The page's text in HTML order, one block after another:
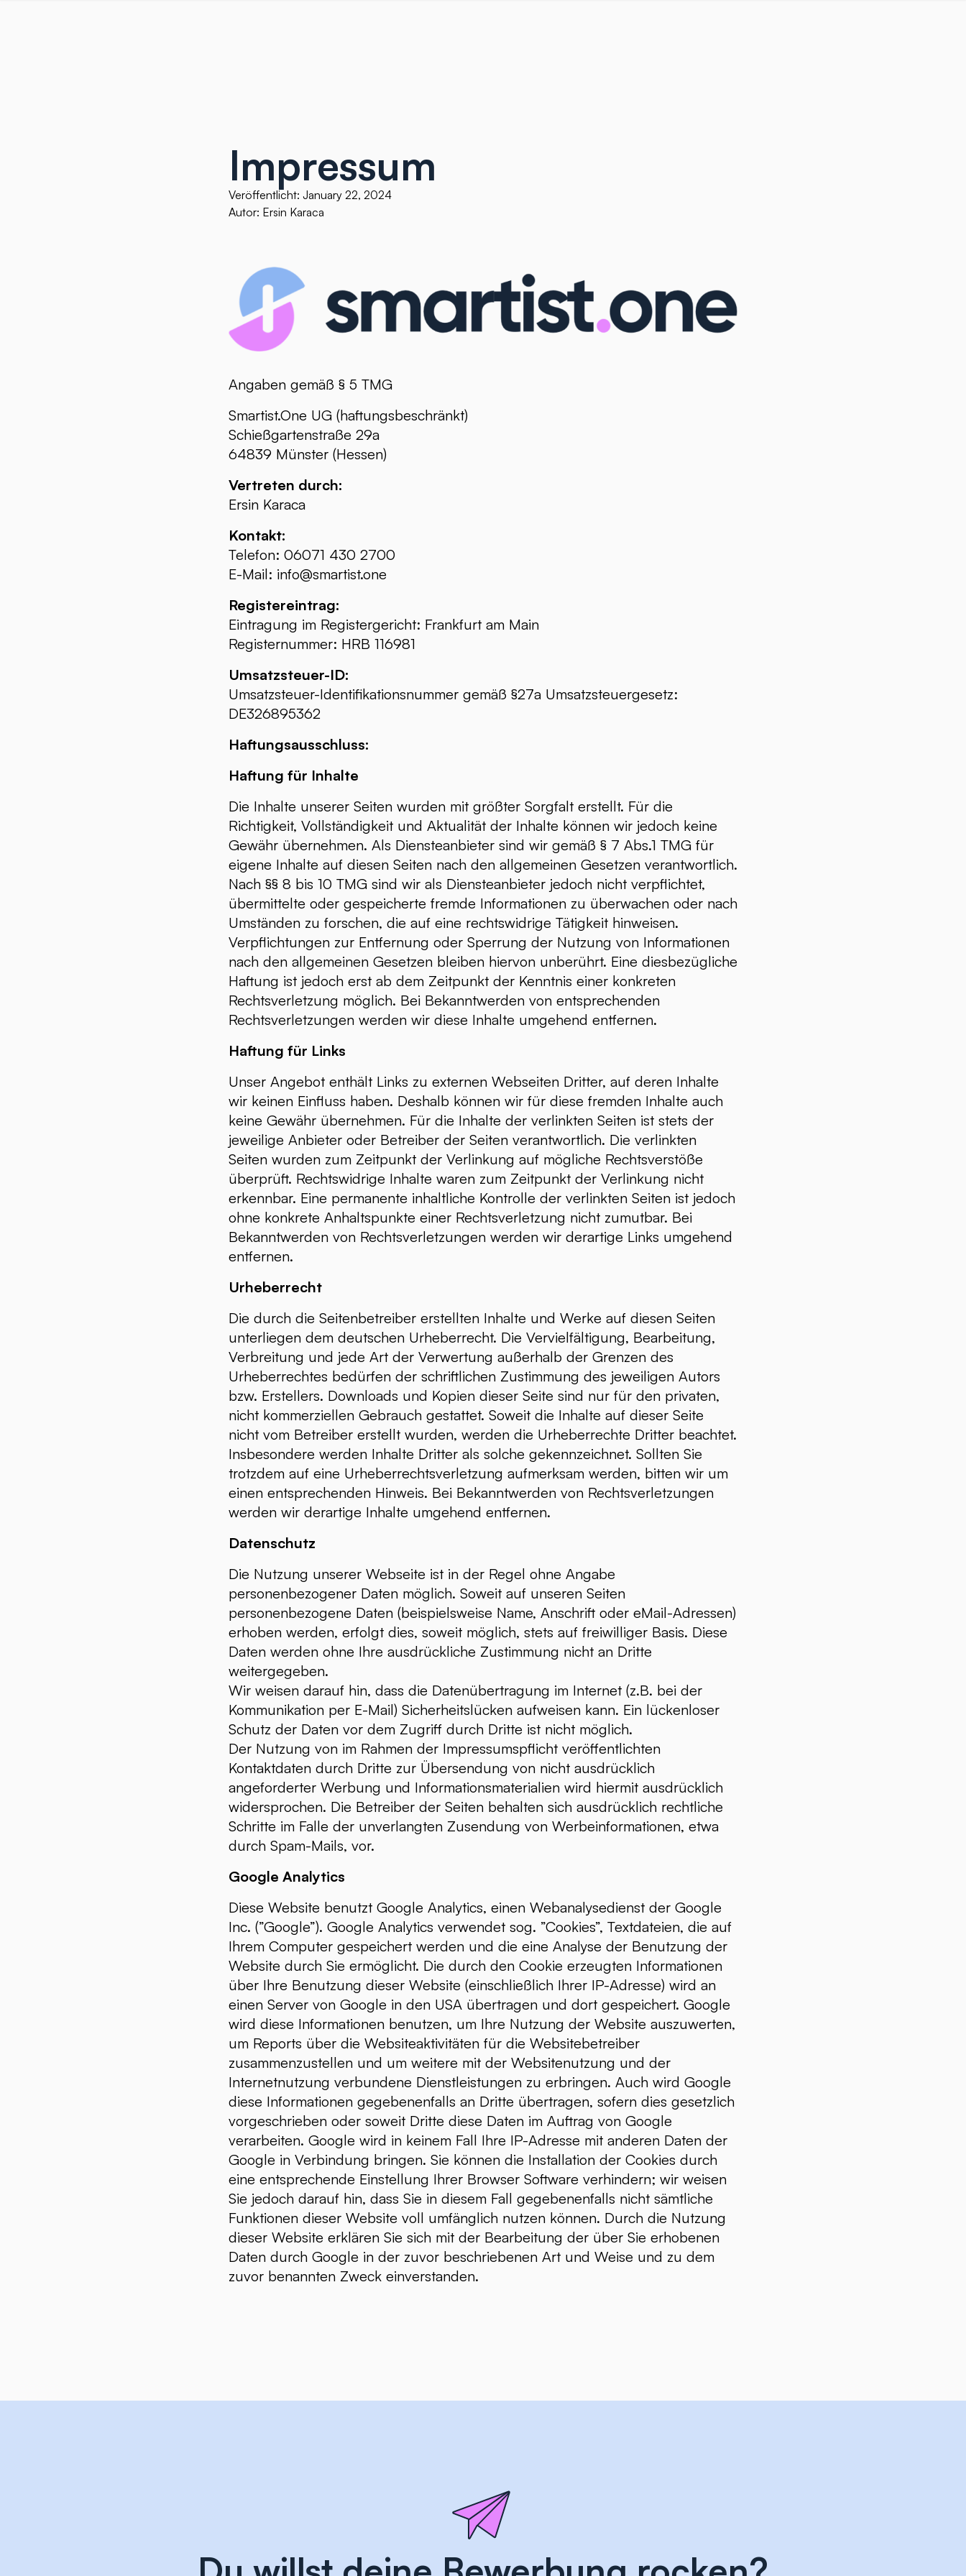
Impressum
Veröffentlicht: January 22, 2024
Autor: Ersin Karaca
Angaben gemäß § 5 TMG
Smartist.One UG (haftungsbeschränkt)
Schießgartenstraße 29a
64839 Münster (Hessen)
Vertreten durch:
Ersin Karaca
Kontakt:
Telefon: 06071 430 2700
E-Mail: info@smartist.one
Registereintrag:
Eintragung im Registergericht: Frankfurt am Main
Registernummer: HRB 116981
Umsatzsteuer-ID:
Umsatzsteuer-Identifikationsnummer gemäß §27a Umsatzsteuergesetz:
DE326895362
Haftungsausschluss:
Haftung für Inhalte
Die Inhalte unserer Seiten wurden mit größter Sorgfalt erstellt. Für die
Richtigkeit, Vollständigkeit und Aktualität der Inhalte können wir jedoch keine
Gewähr übernehmen. Als Diensteanbieter sind wir gemäß § 7 Abs.1 TMG für
eigene Inhalte auf diesen Seiten nach den allgemeinen Gesetzen verantwortlich.
Nach §§ 8 bis 10 TMG sind wir als Diensteanbieter jedoch nicht verpflichtet,
übermittelte oder gespeicherte fremde Informationen zu überwachen oder nach
Umständen zu forschen, die auf eine rechtswidrige Tätigkeit hinweisen.
Verpflichtungen zur Entfernung oder Sperrung der Nutzung von Informationen
nach den allgemeinen Gesetzen bleiben hiervon unberührt. Eine diesbezügliche
Haftung ist jedoch erst ab dem Zeitpunkt der Kenntnis einer konkreten
Rechtsverletzung möglich. Bei Bekanntwerden von entsprechenden
Rechtsverletzungen werden wir diese Inhalte umgehend entfernen.
Haftung für Links
Unser Angebot enthält Links zu externen Webseiten Dritter, auf deren Inhalte
wir keinen Einfluss haben. Deshalb können wir für diese fremden Inhalte auch
keine Gewähr übernehmen. Für die Inhalte der verlinkten Seiten ist stets der
jeweilige Anbieter oder Betreiber der Seiten verantwortlich. Die verlinkten
Seiten wurden zum Zeitpunkt der Verlinkung auf mögliche Rechtsverstöße
überprüft. Rechtswidrige Inhalte waren zum Zeitpunkt der Verlinkung nicht
erkennbar. Eine permanente inhaltliche Kontrolle der verlinkten Seiten ist jedoch
ohne konkrete Anhaltspunkte einer Rechtsverletzung nicht zumutbar. Bei
Bekanntwerden von Rechtsverletzungen werden wir derartige Links umgehend
entfernen.
Urheberrecht
Die durch die Seitenbetreiber erstellten Inhalte und Werke auf diesen Seiten
unterliegen dem deutschen Urheberrecht. Die Vervielfältigung, Bearbeitung,
Verbreitung und jede Art der Verwertung außerhalb der Grenzen des
Urheberrechtes bedürfen der schriftlichen Zustimmung des jeweiligen Autors
bzw. Erstellers. Downloads und Kopien dieser Seite sind nur für den privaten,
nicht kommerziellen Gebrauch gestattet. Soweit die Inhalte auf dieser Seite
nicht vom Betreiber erstellt wurden, werden die Urheberrechte Dritter beachtet.
Insbesondere werden Inhalte Dritter als solche gekennzeichnet. Sollten Sie
trotzdem auf eine Urheberrechtsverletzung aufmerksam werden, bitten wir um
einen entsprechenden Hinweis. Bei Bekanntwerden von Rechtsverletzungen
werden wir derartige Inhalte umgehend entfernen.
Datenschutz
Die Nutzung unserer Webseite ist in der Regel ohne Angabe
personenbezogener Daten möglich. Soweit auf unseren Seiten
personenbezogene Daten (beispielsweise Name, Anschrift oder eMail-Adressen)
erhoben werden, erfolgt dies, soweit möglich, stets auf freiwilliger Basis. Diese
Daten werden ohne Ihre ausdrückliche Zustimmung nicht an Dritte
weitergegeben.
Wir weisen darauf hin, dass die Datenübertragung im Internet (z.B. bei der
Kommunikation per E-Mail) Sicherheitslücken aufweisen kann. Ein lückenloser
Schutz der Daten vor dem Zugriff durch Dritte ist nicht möglich.
Der Nutzung von im Rahmen der Impressumspflicht veröffentlichten
Kontaktdaten durch Dritte zur Übersendung von nicht ausdrücklich
angeforderter Werbung und Informationsmaterialien wird hiermit ausdrücklich
widersprochen. Die Betreiber der Seiten behalten sich ausdrücklich rechtliche
Schritte im Falle der unverlangten Zusendung von Werbeinformationen, etwa
durch Spam-Mails, vor.
Google Analytics
Diese Website benutzt Google Analytics, einen Webanalysedienst der Google
Inc. (”Google”). Google Analytics verwendet sog. ”Cookies”, Textdateien, die auf
Ihrem Computer gespeichert werden und die eine Analyse der Benutzung der
Website durch Sie ermöglicht. Die durch den Cookie erzeugten Informationen
über Ihre Benutzung dieser Website (einschließlich Ihrer IP-Adresse) wird an
einen Server von Google in den USA übertragen und dort gespeichert. Google
wird diese Informationen benutzen, um Ihre Nutzung der Website auszuwerten,
um Reports über die Websiteaktivitäten für die Websitebetreiber
zusammenzustellen und um weitere mit der Websitenutzung und der
Internetnutzung verbundene Dienstleistungen zu erbringen. Auch wird Google
diese Informationen gegebenenfalls an Dritte übertragen, sofern dies gesetzlich
vorgeschrieben oder soweit Dritte diese Daten im Auftrag von Google
verarbeiten. Google wird in keinem Fall Ihre IP-Adresse mit anderen Daten der
Google in Verbindung bringen. Sie können die Installation der Cookies durch
eine entsprechende Einstellung Ihrer Browser Software verhindern; wir weisen
Sie jedoch darauf hin, dass Sie in diesem Fall gegebenenfalls nicht sämtliche
Funktionen dieser Website voll umfänglich nutzen können. Durch die Nutzung
dieser Website erklären Sie sich mit der Bearbeitung der über Sie erhobenen
Daten durch Google in der zuvor beschriebenen Art und Weise und zu dem
zuvor benannten Zweck einverstanden.